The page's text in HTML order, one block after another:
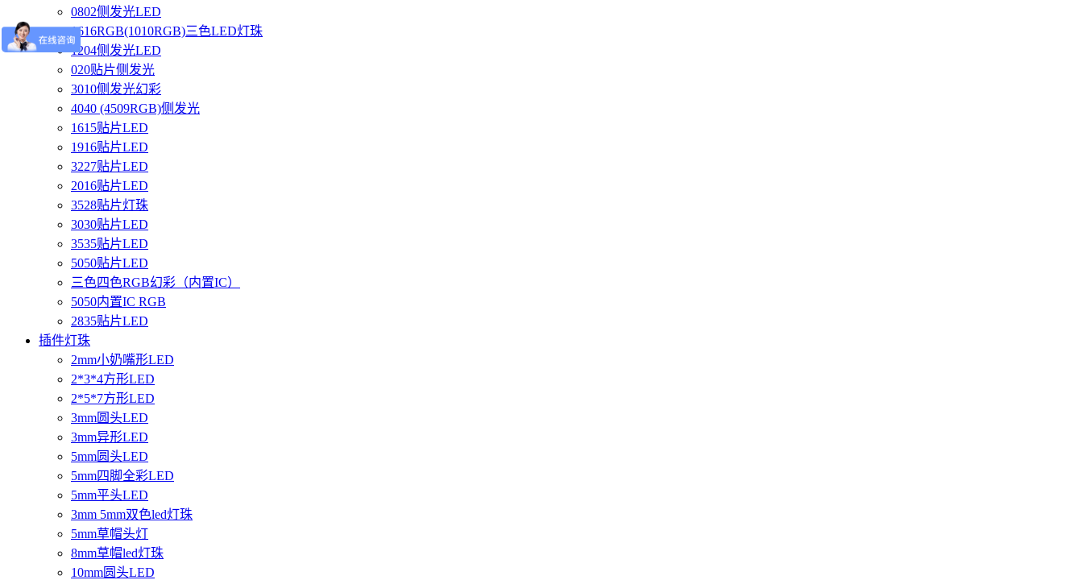
0802侧发光LED
1616RGB(1010RGB)三色LED灯珠
1204侧发光LED
020贴片侧发光
3010侧发光幻彩
4040 (4509RGB)侧发光
1615贴片LED
1916贴片LED
3227贴片LED
2016贴片LED
3528贴片灯珠
3030贴片LED
3535贴片LED
5050贴片LED
三色四色RGB幻彩（内置IC）
5050内置IC RGB
2835贴片LED
插件灯珠
2mm小奶嘴形LED
2*3*4方形LED
2*5*7方形LED
3mm圆头LED
3mm异形LED
5mm圆头LED
5mm四脚全彩LED
5mm平头LED
3mm 5mm双色led灯珠
5mm草帽头灯
8mm草帽led灯珠
10mm圆头LED